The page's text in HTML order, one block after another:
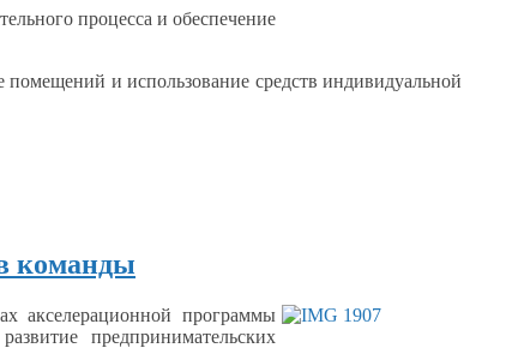
процесса и обеспечение
помещений и использование средств индивидуальной
команды
акселерационной программы
предпринимательских